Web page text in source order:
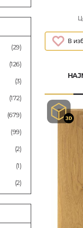
(29)
(126)
(3)
(172)
(679)
(99)
(2)
(1)
(2)